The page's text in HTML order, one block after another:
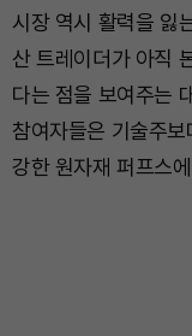
시장 역시 활력을 잃
산 트레이더가 아직
다는 점을 보여주는
참여자들은 기술주
강한 원자재 퍼프스